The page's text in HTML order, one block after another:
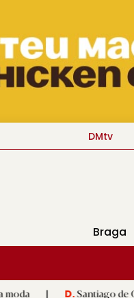
DMtv
Braga
D.Santiago de Compostela